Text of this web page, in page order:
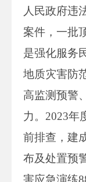
人民政府违
案件，一批
是强化服务
地质灾害防
高监测预警
力。2023年
前排查，建
布及处置预
害应急演练